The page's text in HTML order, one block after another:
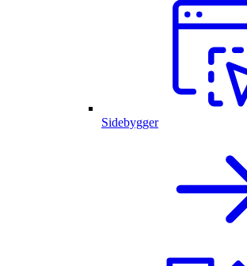
Sidebygger